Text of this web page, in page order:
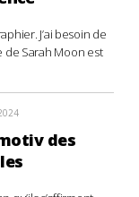
J’ai besoin de
de Sarah Moon est
des